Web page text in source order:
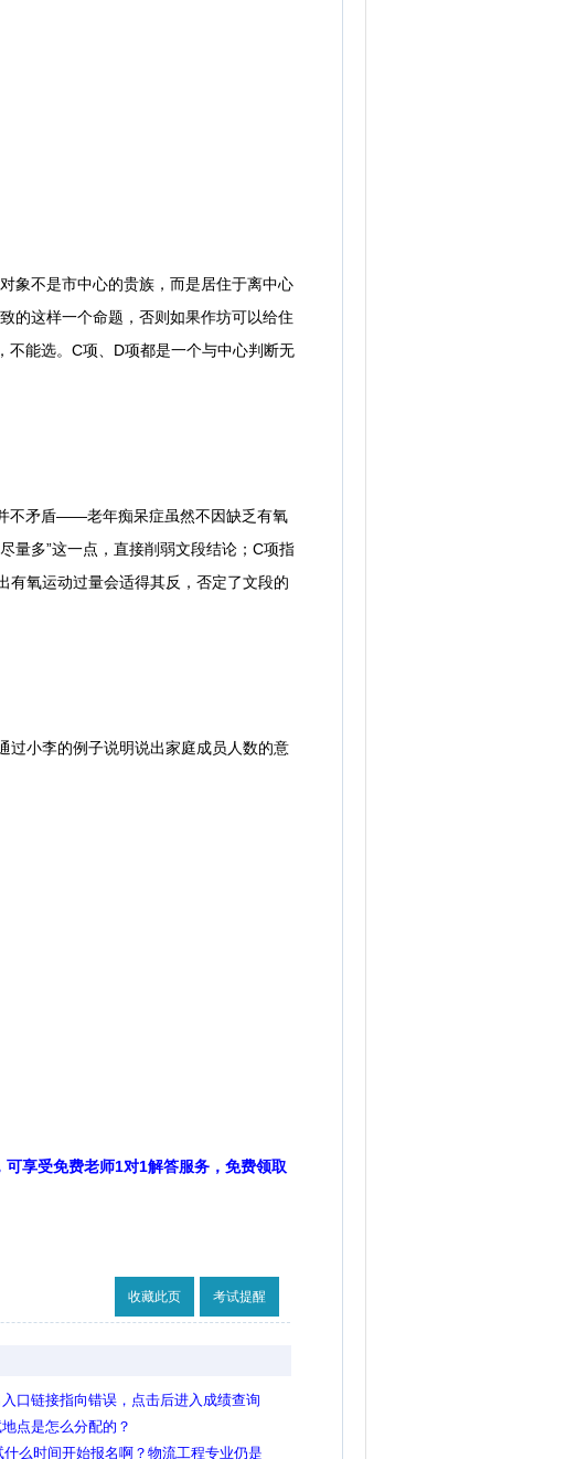
不是市中心的贵族，而是居住于离中心
的这样一个命题，否则如果作坊可以给住
不能选。C项、D项都是一个与中心判断无
不矛盾——老年痴呆症虽然不因缺乏有氧
量多”这一点，直接削弱文段结论；C项指
有氧运动过量会适得其反，否定了文段的
小李的例子说明说出家庭成员人数的意
可享受免费老师1对1解答服务，免费领取
收藏此页 考试提醒
口链接指向错误，点击后进入成绩查询
点是怎么分配的？
么时间开始报名啊？物流工程专业仍是